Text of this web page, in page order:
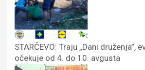
STARČEVO: Traju „Dani druženja”,
očekuje od 4. do 10. avgusta